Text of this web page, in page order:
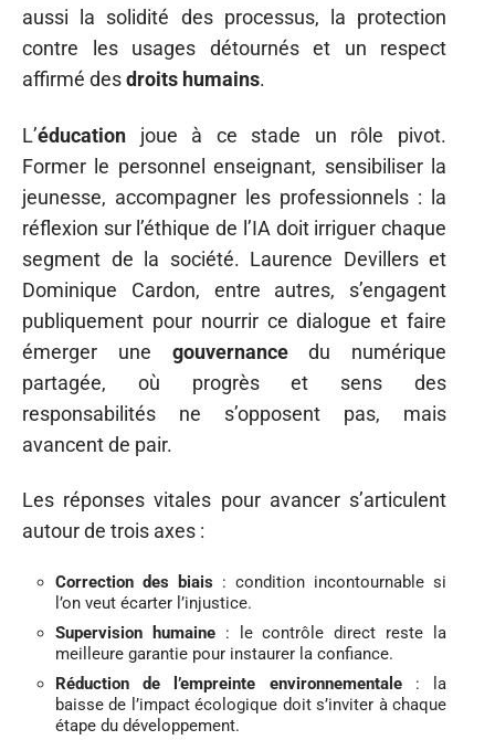
aussi la solidité des processus, la protection
contre les usages détournés et un respect
affirmé desdroits humains.
L’éducation joue à ce stade un rôle pivot.
Former le personnel enseignant, sensibiliser la
jeunesse, accompagner les professionnels : la
réflexion sur l’éthique de l’IA doit irriguer chaque
segment de la société. Laurence Devillers et
Dominique Cardon, entre autres, s’engagent
publiquement pour nourrir ce dialogue et faire
émerger une gouvernancedu numérique
partagée, où progrès et sens des
responsabilités ne s’opposent pas, mais
avancent de pair.
Les réponses vitales pour avancer s’articulent
autour de trois axes :
Correction des biais : condition incontournable si
l’on veut écarter l’injustice.
Supervision humaine: le contrôle direct reste la
meilleure garantie pour instaurer la confiance.
Réduction de l’empreinte environnementale: la
baisse de l’impact écologique doit s’inviter à chaque
étape du développement.